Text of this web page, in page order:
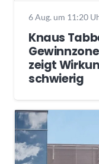
6 Aug. um 11:20
Knaus
zeigt
schwierig